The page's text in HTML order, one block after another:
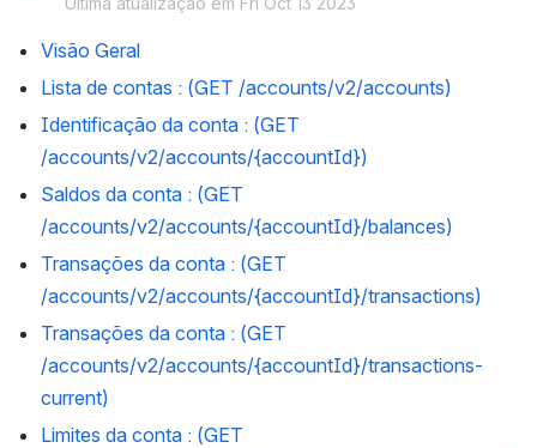
Visão Geral
Lista de contas : (GET /accounts/v2/accounts)
Identificação da conta : (
/accounts/v2/accounts/{accountId})
Saldos da conta : (GET
/accounts/v2/accounts/{accountId}/balances)
Transações da conta : (
/accounts/v2/accounts/{accountId}/transactions)
Transações da conta : (
/accounts/v2/accounts/{accountId}/transactions-
current)
Limites da conta : (GET